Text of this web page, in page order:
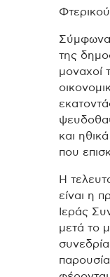
Σύμφωνα
της
μοναχοί
και
που
H
είναι η
Ιεράς
μετά το